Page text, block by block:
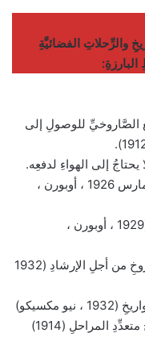
والرِّحلاتِ الفضائيَّةِ
الصَّاروخيِّ للوصولِ إلى
إلى الهواءِ لدفعِه.
• طوَّر وأطلقَ صاروخًا ذا وقودٍ سائلٍ (16 مارس 1926 ، أوبورن ،
• أطلقَ حمولةً علميَّةً في رحلةٍ صاروخيَّةٍ (1929 ، أوبورن ،
• استخدمَ دوَّاراتٍ في انفجارِ محرِّكِ الصَّاروخِ من أجلِ الإرشادِ (1932
المراحلِ (1914)